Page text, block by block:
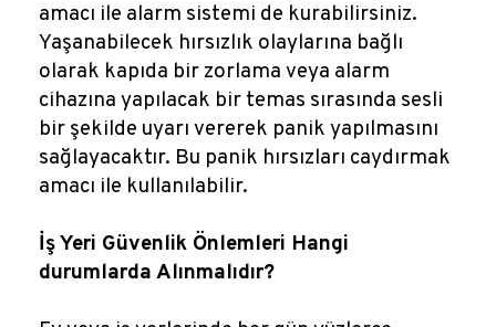
amacı ile alarm sistemi de kurabilirsiniz.
Yaşanabilecek hırsızlık olaylarına bağlı
olarak kapıda bir zorlama veya alarm
cihazına yapılacak bir temas sırasında sesli
bir şekilde uyarı vererek panik yapılmasını
sağlayacaktır. Bu panik hırsızları caydırmak
amacı ile kullanılabilir.
İş Yeri Güvenlik Önlemleri Hangi
durumlarda Alınmalıdır?